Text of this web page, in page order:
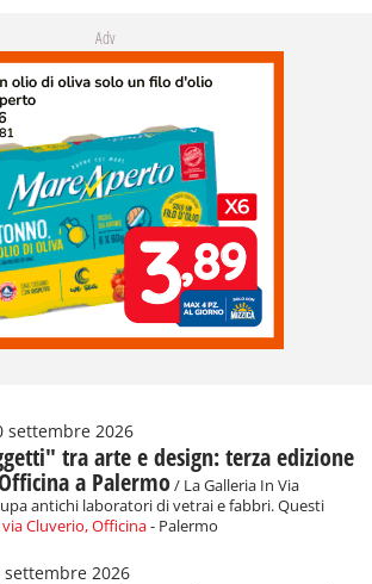
Adv
settembre 2026
tra arte e design: terza edizione
a Palermo/ La Galleria In Via
antichi laboratori di vetrai e fabbri. Questi
Cluverio, Officina- Palermo
2026